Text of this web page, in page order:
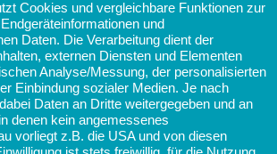
Cookies und vergleichbare Funktionen zur
und
Daten. Die Verarbeitung dient der
externen Diensten und Elementen
Analyse/Messung, der personalisierten
Einbindung sozialer Medien. Je nach
Daten an Dritte weitergegeben und an
denen kein angemessenes
vorliegt z.B. die USA und von diesen